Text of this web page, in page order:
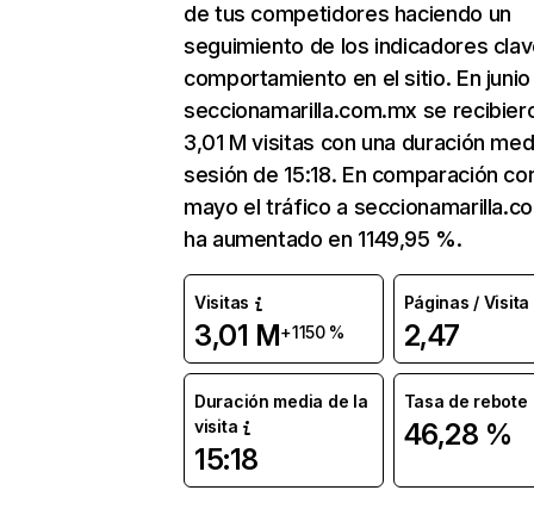
de tus competidores haciendo un
seguimiento de los indicadores
comportamiento en el sitio. En junio
seccionamarilla.com.mx se
3,01 M visitas con una duración
sesión de 15:18. En comparación
mayo el tráfico a
ha aumentado en 1149,95 %.
Visitas
3,01 M+1150 %
Páginas / Visita
2,47
Duración media de la
visita
15:18
Tasa de rebote
46,28 %